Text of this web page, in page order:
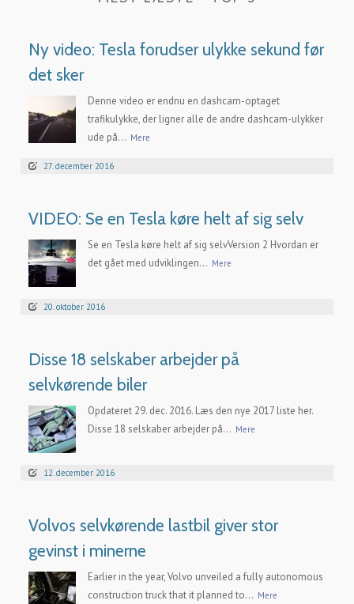
Ny video: Tesla forudser ulykke sekund før
det sker
Denne video er endnu en dashcam-optaget
trafikulykke, der ligner alle de andre dashcam-ulykker
ude på... Mere
27. december 2016
VIDEO: Se en Tesla køre helt af sig selv
Se en Tesla køre helt af sig selvVersion 2 Hvordan er
det gået med udviklingen... Mere
20. oktober 2016
Disse 18 selskaber arbejder på
selvkørende biler
Opdateret 29. dec. 2016. Læs den nye 2017 liste her.
Disse 18 selskaber arbejder på... Mere
12. december 2016
Volvos selvkørende lastbil giver stor
gevinst i minerne
Earlier in the year, Volvo unveiled a fully autonomous
construction truck that it planned to... Mere